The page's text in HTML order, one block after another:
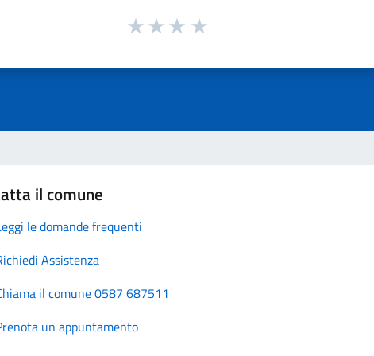
il comune
le domande frequenti
Assistenza
il comune 0587 687511
un appuntamento